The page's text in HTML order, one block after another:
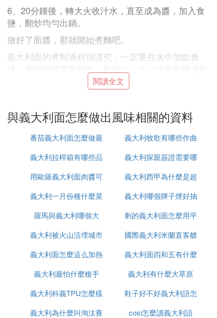
6、20分鍾後，轉大火收汁水，直至成為醬，加入食
鹽，翻炒均勻出鍋。
做好了面醬，那就開始煮麵吧。
義大利面的煮制過程很講究，一定要在水中加點食
程度，然後過涼白開水，舀上面醬就可以食用啦。
1、我做的只是最簡單的製作流程，大家根據自己的
喜歡添加食材，比如，蝦仁、培根、臘腸、火腿、牛
肉粒等等，家人喜歡的就是最好的。
2、牛至葉又叫披薩草，和羅勒都是乾的香草，在超
吃不慣的可以少量添加。
3、這款面醬同樣適用於披薩，只是醬汁需要收的更
干一點。
地道的義大利面都很有咬勁，口感上咬起來感覺有點
硬的狀態，重點在義大利面在以滾沸的氽燙時，一定
這個動作面條吃起來就只有外表有口味，而咬到里頭
時就會覺得沒有味道！當然，加入鹽還也可以讓面的
閱讀全文
與義大利面怎麼做出風味相關的資料
番茄義大利面怎麼做最
簡單還好吃
義大利牧歌有哪些作曲
大家
義大利拉桿箱有哪些品
牌
義大利探親簽證需要哪
些
用歐薩義大利面肉醬可
做什麼
義大利西甲為什麼是超
級甲
義大利一月份種什麼菜
義大利哪個牌子煙好抽
羅馬與義大利哪個大
剩的義大利面怎麼用平
底鍋加熱
義大利被火山活埋城市
叫什麼
國際義大利米蘭直客艙
是什麼意思
義大利面怎麼這么加熱
義大利面四和五有什麼
區別
義大利最怕什麼槍手
義大利有什麼大草原
義大利科義TPU怎麼樣
鞋子好不好義大利語怎
麼說
義大利為什麼叫淘汰賽
cosi怎麼讀義大利語